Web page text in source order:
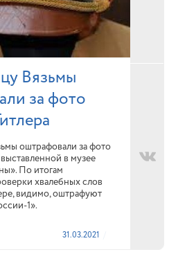
Вязьмы
за фото
оштрафовали за фото
в музее
По итогам
хвалебных слов
видимо, оштрафуют
1».
31.03.2021